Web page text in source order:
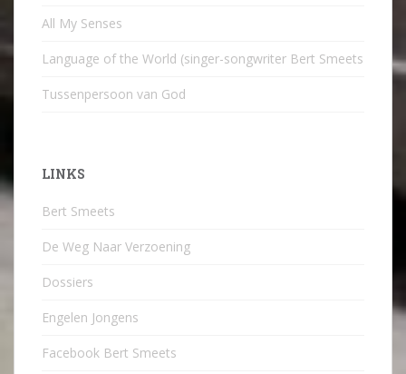
All My Senses
Language of the World (singer-songwriter Bert Smeets
Tussenpersoon van God
LINKS
Bert Smeets
De Weg Naar Verzoening
Dossiers
Engelen Jongens
Facebook Bert Smeets